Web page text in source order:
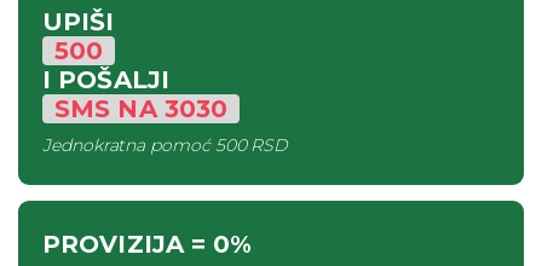
UPIŠI
500
I POŠALJI
SMS NA3030
Jednokratna pomoć500 RSD
PROVIZIJA= 0%